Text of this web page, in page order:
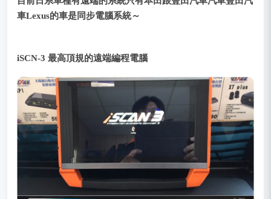
車Lexus的車是同步電腦系統～
iSCN-3 最高頂規的遠端編程電腦